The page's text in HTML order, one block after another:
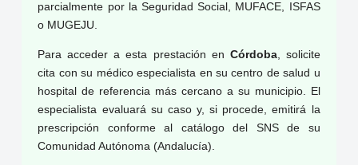
parcialmente por la Seguridad Social, MUFACE, ISFAS
o MUGEJU.
Para acceder a esta prestación en Córdoba, solicite
cita con su médico especialista en su centro de salud u
hospital de referencia más cercano a su municipio. El
especialista evaluará su caso y, si procede, emitirá la
prescripción conforme al catálogo del SNS de su
Comunidad Autónoma (Andalucía).